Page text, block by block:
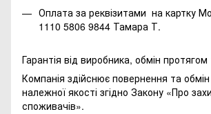
Оплата за реквізитами на картку
1110 5806 9844 Тамара Т.
Гарантія від виробника, обмін протягом
Компанія здійснює повернення та обмін
належної якості згідно Закону «Про
споживачів».